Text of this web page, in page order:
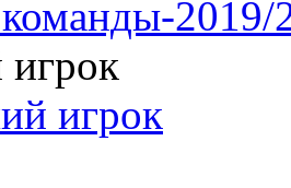
2019/
игрок